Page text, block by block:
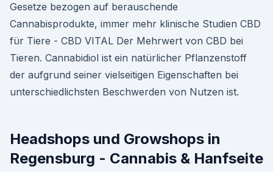
Gesetze bezogen auf berauschende
Cannabisprodukte, immer mehr klinische Studien CBD
für Tiere - CBD VITAL Der Mehrwert von CBD bei
Tieren. Cannabidiol ist ein natürlicher Pflanzenstoff
der aufgrund seiner vielseitigen Eigenschaften bei
unterschiedlichsten Beschwerden von Nutzen ist.
Headshops und Growshops in
Regensburg - Cannabis & Hanfseite